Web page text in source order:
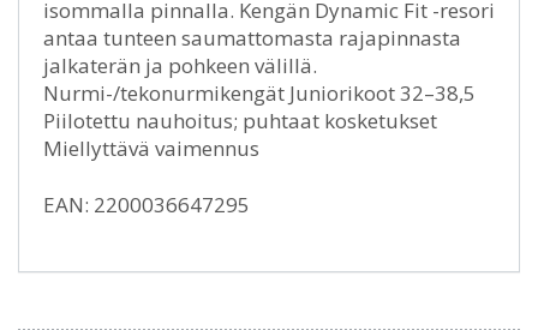
isommalla pinnalla. Kengän Dynamic Fit -resori
antaa tunteen saumattomasta rajapinnasta
jalkaterän ja pohkeen välillä.
Nurmi-/tekonurmikengät Juniorikoot 32–38,5
Piilotettu nauhoitus; puhtaat kosketukset
Miellyttävä vaimennus
EAN: 2200036647295